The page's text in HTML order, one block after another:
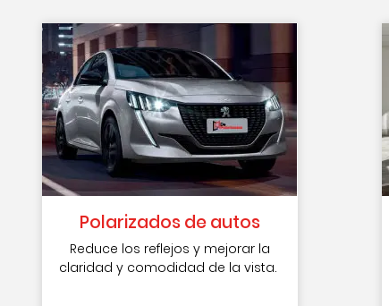
Polarizados de autos
Reduce los reflejos y mejorar la
claridad y comodidad de la vista.